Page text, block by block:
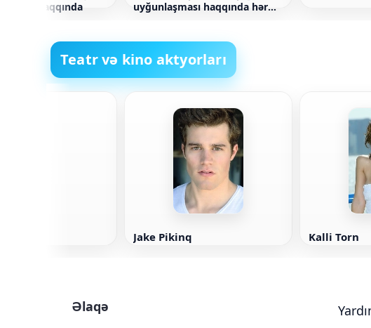
haqqında
uyğunlaşması haqqında hər
Teatr və kino aktyorları
Jake Pikinq Kalli Torn
Əlaqə